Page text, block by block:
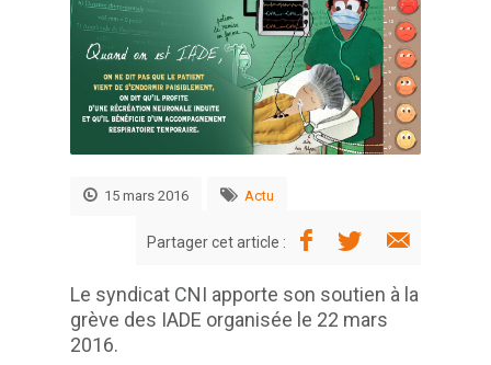
15 mars 2016 Actu
Partager cet article :
Le syndicat CNI apporte son soutien à la
grève des IADE organisée le 22 mars
2016.